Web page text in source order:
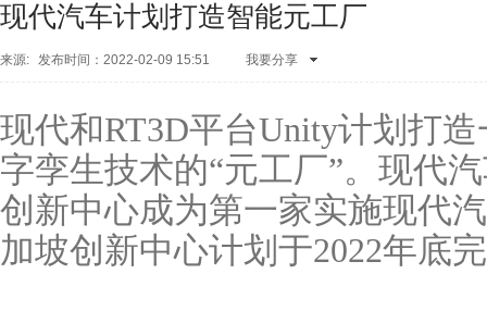
现代汽车计划打造智能元工厂
来源: 发布时间：2022-02-09 15:51
我要分享
博
人人网 开
心网
微信 QQ
好友 腾讯微
博
现代和RT3D平台Unity计划打
字孪生技术的“元工厂”。现代
创新中心成为第一家实施现代
加坡创新中心计划于2022年底